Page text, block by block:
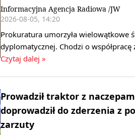
Informacyjna Agencja Radiowa /JW
2026-08-05, 14:20
Prokuratura umorzyła wielowątkowe
dyplomatycznej. Chodzi o
Czytaj dalej »
Prowadził traktor z
doprowadził do zderzenia z
zarzuty